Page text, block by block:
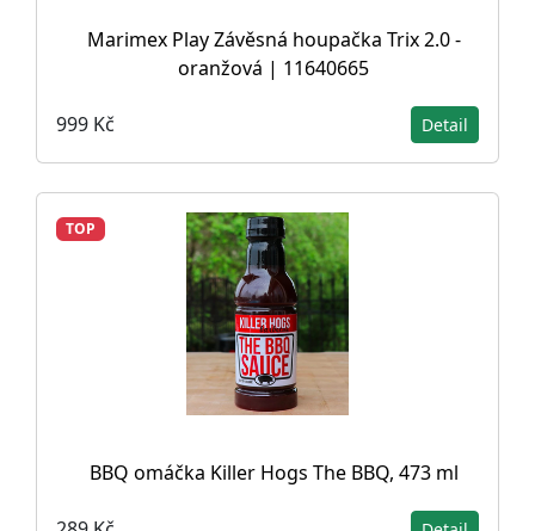
Marimex Play Závěsná houpačka Trix 2.0 -
oranžová | 11640665
999 Kč Detail
TOP
BBQ omáčka Killer Hogs The BBQ, 473 ml